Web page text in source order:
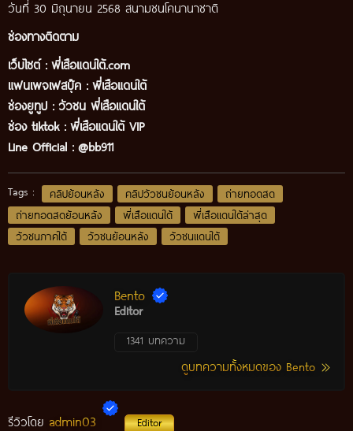
วันที่ 30 มิถุนายน 2568 สนามชนโคนานาชาติ
ช่องทางติดตาม
เว็บไซต์ : พี่เสือแดนใต้.com
แฟนเพจเฟสบุ๊ค : พี่เสือแดนใต้
ช่องยูทูป : วัวชน พี่เสือแดนใต้
ช่อง tiktok : พี่เสือแดนใต้ VIP
Line Official : @bb911
Tags : คลิปย้อนหลัง คลิปวัวชนย้อนหลัง
ถ่ายทอดสด
ถ่ายทอดสดย้อนหลัง
พี่เสือแดนใต้
พี่เสือแดนใต้ล่าสุด
วัวชนภาคใต้
วัวชนย้อนหลัง วัวชนแดนใต้
Bento
Editor
1341 บทความ
ดูบทความทั้งหมดของ Bento
รีวิวโดย admin03 Editor